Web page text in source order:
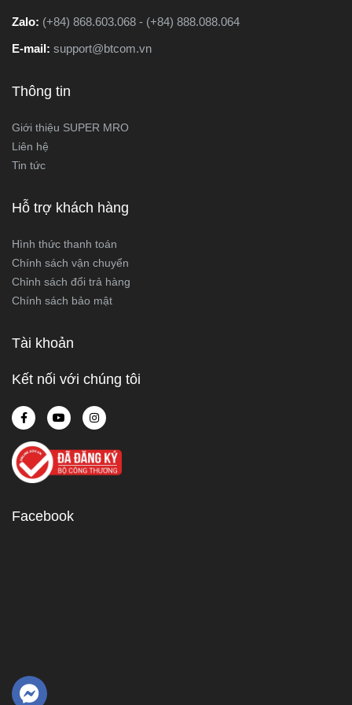
Zalo: (+84) 868.603.068 - (+84) 888.088.064
E-mail: support@btcom.vn
Thông tin
Giới thiệu SUPER MRO
Liên hệ
Tin tức
Hỗ trợ khách hàng
Hình thức thanh toán
Chính sách vận chuyển
Chỉnh sách đổi trả hàng
Chính sách bảo mật
Tài khoản
Kết nối với chúng tôi
Facebook